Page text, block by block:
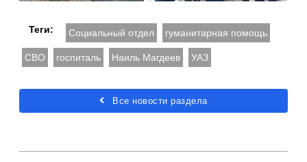
Теги: Социальный отдел гуманитарная помощь
СВО госпиталь Наиль Магдеев УАЗ
Все новости раздела